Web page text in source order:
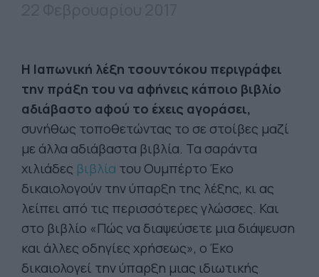
Η Ιαπωνική λέξη τσουντόκου περιγράφει
την πράξη του να αφήνεις κάποιο βιβλίο
αδιάβαστο αφού το έχεις αγοράσει,
συνήθως τοποθετώντας το σε στοίβες μαζί
με άλλα αδιάβαστα βιβλία. Τα σαράντα
χιλιάδες βιβλία του Ουμπέρτο Έκο
δικαιολογούν την ύπαρξη της λέξης, κι ας
λείπει από τις περισσότερες γλώσσες. Και
στο βιβλίο «Πώς να διαψεύσετε μια διάψευση
και άλλες οδηγίες χρήσεως», ο Έκο
δικαιολογεί την ύπαρξη μιας ιδιωτικής